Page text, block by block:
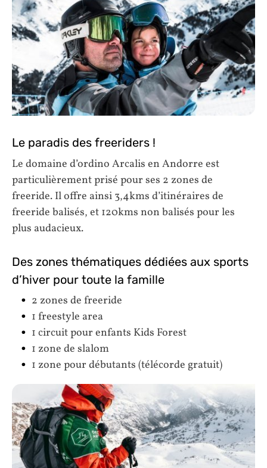
Le paradis des freeriders !
Le domaine d’ordino Arcalis en Andorre est
particulièrement prisé pour ses 2 zones de
freeride. Il offre ainsi 3,4kms d’itinéraires de
freeride balisés, et 120kms non balisés pour les
plus audacieux.
Des zones thématiques dédiées aux sports
d’hiver pour toute la famille
2 zones de freeride
1 freestyle area
1 circuit pour enfants Kids Forest
1 zone de slalom
1 zone pour débutants (télécorde gratuit)